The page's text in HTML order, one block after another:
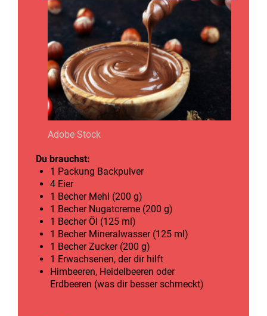
Adobe Stock
Du brauchst:
1 Packung Backpulver
4 Eier
1 Becher Mehl (200 g)
1 Becher Nugatcreme (200 g)
1 Becher Öl (125 ml)
1 Becher Mineralwasser (125 ml)
1 Becher Zucker (200 g)
1 Erwachsenen, der dir hilft
Himbeeren, Heidelbeeren oder
Erdbeeren (was dir besser schmeckt)